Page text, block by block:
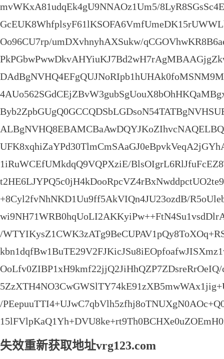
mvWKxA81udqEk4gU9NNAOz1Um5/
Oo96CU7rp/umDXvhnyhAXSukw/
1iRuWCEfUMkdqQ9VQPXziE/
+8Cyl2fvNhNKD1Uu9ff5AkVIQn4JU23ozdB/
/
/
失效重新获取地址vrg123.com